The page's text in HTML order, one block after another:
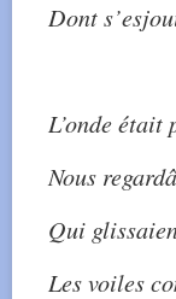
Dont
L’onde
Nous
Qui
Les voiles